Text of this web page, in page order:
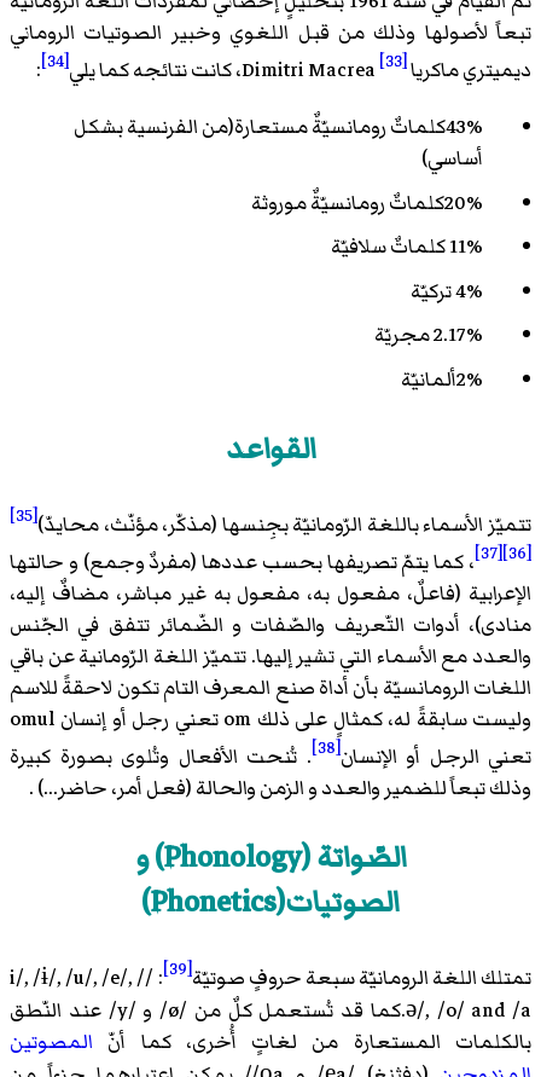
تبعاً لأصولها وذلك من قبل اللغوي وخبير الصوتيات الروماني
ديميتري ماكريا[33]
[34]
:
43%كلماتٌ رومانسيّةٌ مستعارة(من الفرنسية بشكل
أساسي)
20%كلماتٌ رومانسيّةٌ موروثة
11% كلماتٌ سلافيّة
4% تركيّة
2.17% مجريّة
2%ألمانيّة
القواعد
تتميّز الأسماء باللغة الرّومانيّة بجِنسها (مذكّر، مؤنّث، محايدّ)[35]
[36]
[37]
، كما يتمّ تصريفها بحسب عددها (مفردٌ وجمع) و حالتها
الإعرابية (فاعلٌ، مفعول به، مفعول به غير مباشر، مضافٌ إليه،
منادى)، أدوات التّعريف والصّفات و الضّمائر تتفق في الجّنس
والعدد مع الأسماء التي تشير إليها. تتميّز اللغة الرّومانية عن باقي
اللغات الرومانسيّة بأن أداة صنع المعرف التام تكون لاحقةً للاسم
وليست سابقةً له، كمثالٍ على ذلك om تعني رجل أو إنسان omul
تعني الرجل أو الإنسان[38]
. تُنحت الأفعال وتُلوى بصورة كبيرة
وذلك تبعاً للضمير والعدد و الزمن والحالة (فعل أمر، حاضر...) .
الصّواتة (Phonology) و
الصوتيات(Phonetics)
تمتلك اللغة الرومانيّة سبعة حروفٍ صوتيّة[39]
: /i/, /ɨ/, /u/, /e/, /
ə/, /o/ and /a.كما قد تُستعمل كلٌ من /ø/ و /y/ عند النّطق
بالكلمات المستعارة من لغاتٍ أُخرى، كما أنّ المصوتين